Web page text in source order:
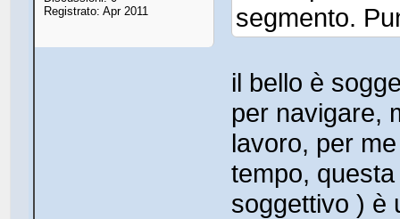
Registrato: Apr 2011
segmento.
il bello è
per navigare,
lavoro, per
tempo,
soggettivo ) è